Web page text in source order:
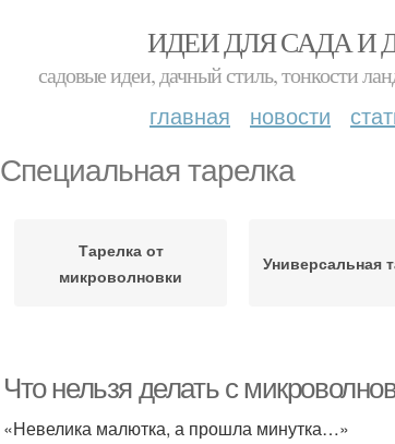
ИДЕИ ДЛЯ САДА И
садовые идеи, дачный стиль, тонкости
главная новости
Специальная тарелка
Тарелка от
микроволновки
Универсальная
Что нельзя делать с
«Невелика малютка, а прошла минутка…»